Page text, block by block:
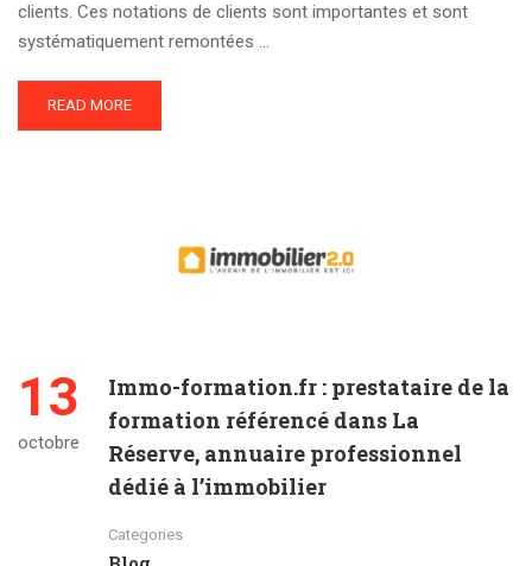
clients. Ces notations de clients sont importantes et sont
systématiquement remontées …
READ MORE
13
octobre
Immo-formation.fr : prestataire de la
formation référencé dans La
Réserve, annuaire professionnel
dédié à l’immobilier
Categories